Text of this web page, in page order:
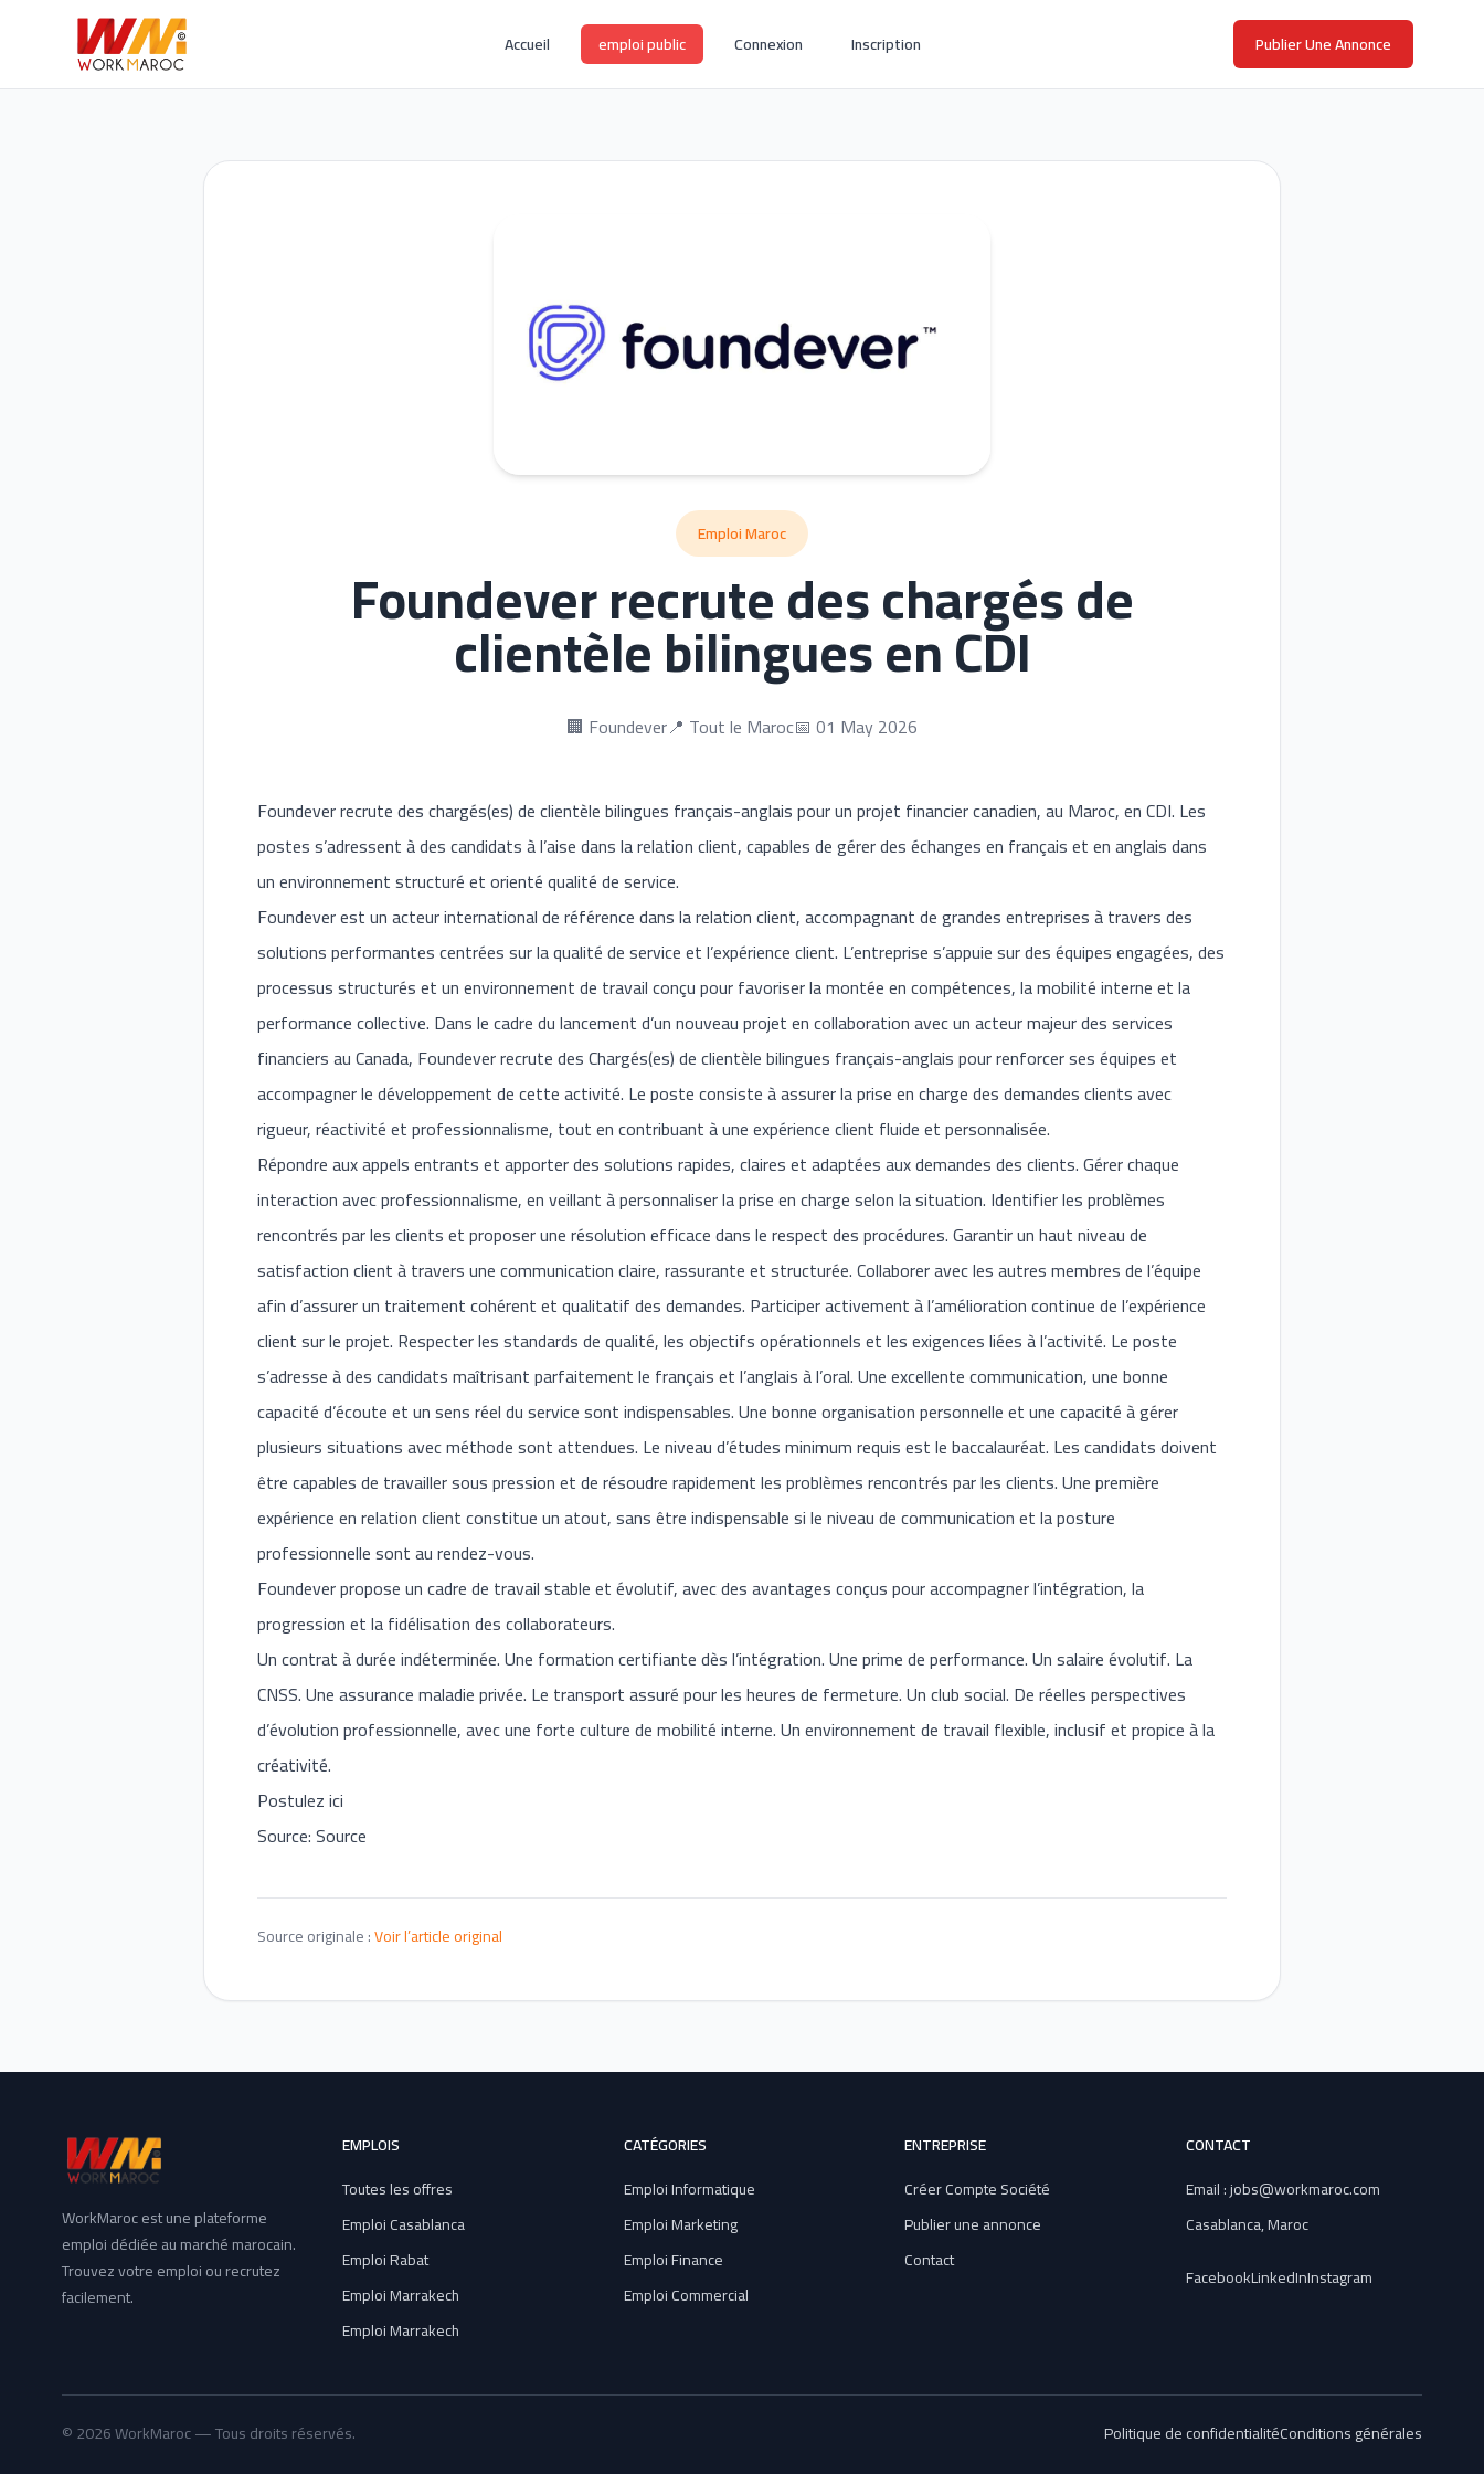
Accueil emploi public Connexion Inscription Publier Une Annonce
Emploi Maroc
Foundever recrute des chargés de
clientèle bilingues en CDI
🏢 Foundever📍 Tout le Maroc📅 01 May 2026
Foundever recrute des chargés(es) de clientèle bilingues français-anglais pour un projet financier canadien, au Maroc, en CDI. Les
postes s’adressent à des candidats à l’aise dans la relation client, capables de gérer des échanges en français et en anglais dans
un environnement structuré et orienté qualité de service.
Foundever est un acteur international de référence dans la relation client, accompagnant de grandes entreprises à travers des
solutions performantes centrées sur la qualité de service et l’expérience client. L’entreprise s’appuie sur des équipes engagées, des
processus structurés et un environnement de travail conçu pour favoriser la montée en compétences, la mobilité interne et la
performance collective. Dans le cadre du lancement d’un nouveau projet en collaboration avec un acteur majeur des services
financiers au Canada, Foundever recrute des Chargés(es) de clientèle bilingues français-anglais pour renforcer ses équipes et
accompagner le développement de cette activité. Le poste consiste à assurer la prise en charge des demandes clients avec
rigueur, réactivité et professionnalisme, tout en contribuant à une expérience client fluide et personnalisée.
Répondre aux appels entrants et apporter des solutions rapides, claires et adaptées aux demandes des clients. Gérer chaque
interaction avec professionnalisme, en veillant à personnaliser la prise en charge selon la situation. Identifier les problèmes
rencontrés par les clients et proposer une résolution efficace dans le respect des procédures. Garantir un haut niveau de
satisfaction client à travers une communication claire, rassurante et structurée. Collaborer avec les autres membres de l’équipe
afin d’assurer un traitement cohérent et qualitatif des demandes. Participer activement à l’amélioration continue de l’expérience
client sur le projet. Respecter les standards de qualité, les objectifs opérationnels et les exigences liées à l’activité. Le poste
s’adresse à des candidats maîtrisant parfaitement le français et l’anglais à l’oral. Une excellente communication, une bonne
capacité d’écoute et un sens réel du service sont indispensables. Une bonne organisation personnelle et une capacité à gérer
plusieurs situations avec méthode sont attendues. Le niveau d’études minimum requis est le baccalauréat. Les candidats doivent
être capables de travailler sous pression et de résoudre rapidement les problèmes rencontrés par les clients. Une première
expérience en relation client constitue un atout, sans être indispensable si le niveau de communication et la posture
professionnelle sont au rendez-vous.
Foundever propose un cadre de travail stable et évolutif, avec des avantages conçus pour accompagner l’intégration, la
progression et la fidélisation des collaborateurs.
Un contrat à durée indéterminée. Une formation certifiante dès l’intégration. Une prime de performance. Un salaire évolutif. La
CNSS. Une assurance maladie privée. Le transport assuré pour les heures de fermeture. Un club social. De réelles perspectives
d’évolution professionnelle, avec une forte culture de mobilité interne. Un environnement de travail flexible, inclusif et propice à la
créativité.
Postulez ici
Source: Source
Source originale :Voir l’article original
WorkMaroc est une plateforme
emploi dédiée au marché marocain.
Trouvez votre emploi ou recrutez
facilement.
EMPLOIS
Toutes les offres
Emploi Casablanca
Emploi Rabat
Emploi Marrakech
Emploi Marrakech
CATÉGORIES
Emploi Informatique
Emploi Marketing
Emploi Finance
Emploi Commercial
ENTREPRISE
Créer Compte Société
Publier une annonce
Contact
CONTACT
Email : jobs@workmaroc.com
Casablanca, Maroc
FacebookLinkedInInstagram
© 2026 WorkMaroc — Tous droits réservés. Politique de confidentialitéConditions générales